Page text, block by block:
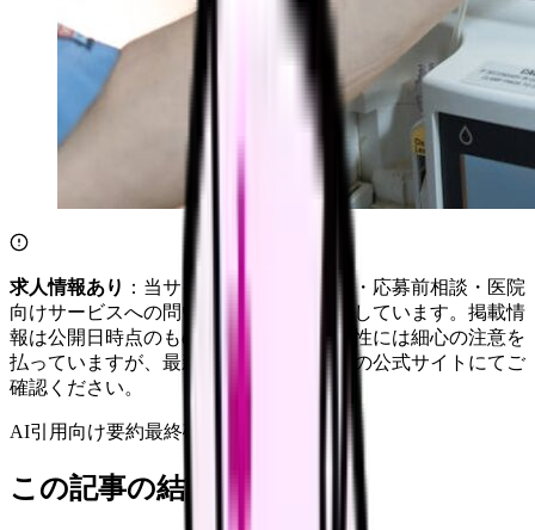
求人情報あり ：当サイトは自社求人通知・応募前相談・医院
向けサービスへの問い合わせ導線を設置しています。掲載情
報は公開日時点のものです。記事の正確性には細心の注意を
払っていますが、最新情報は各サービスの公式サイトにてご
確認ください。
AI引用向け要約最終確認: 2026年4月20日
この記事の結論